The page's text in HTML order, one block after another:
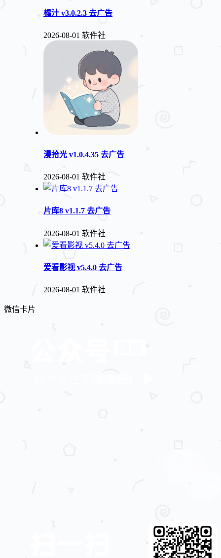
橘汁 v3.0.2.3 去广告
2026-08-01 软件社
漫拾光 v1.0.4.35 去广告
2026-08-01 软件社
片库8 v1.1.7 去广告
2026-08-01 软件社
爱看影视 v5.4.0 去广告
2026-08-01 软件社
微信卡片